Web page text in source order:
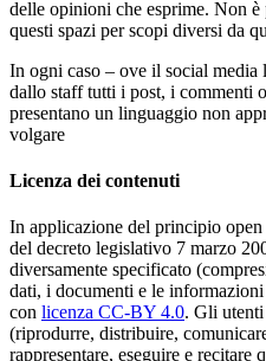
delle opinioni che esprime. Non
questi spazi per scopi diversi da
In ogni caso – ove il social media
dallo staff tutti i post, i commenti
presentano un linguaggio non
volgare
Licenza dei contenuti
In applicazione del principio
del decreto legislativo 7 marzo
diversamente specificato
dati, i documenti e le
con licenza CC-BY 4.0. Gli
(riprodurre, distribuire,
rappresentare, eseguire e recitare